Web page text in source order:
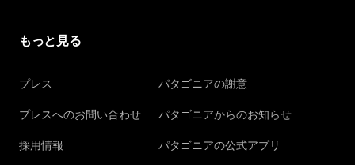
もっと見る
プレス
プレスへのお問い合わせ
採用情報
パタゴニアの謝意
パタゴニアからのお知らせ
パタゴニアの公式アプリ